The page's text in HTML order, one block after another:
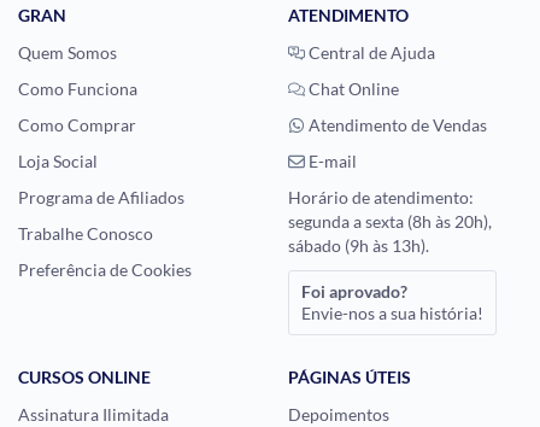
GRAN
Quem Somos
Como Funciona
Como Comprar
Loja Social
Programa de Afiliados
Trabalhe Conosco
Preferência de Cookies
ATENDIMENTO
Central de Ajuda
Chat Online
Atendimento de Vendas
E-mail
Horário de atendimento:
segunda a sexta (8h às 20h),
sábado (9h às 13h).
Foi aprovado?
Envie-nos a sua história!
CURSOS ONLINE
Assinatura Ilimitada
PÁGINAS ÚTEIS
Depoimentos